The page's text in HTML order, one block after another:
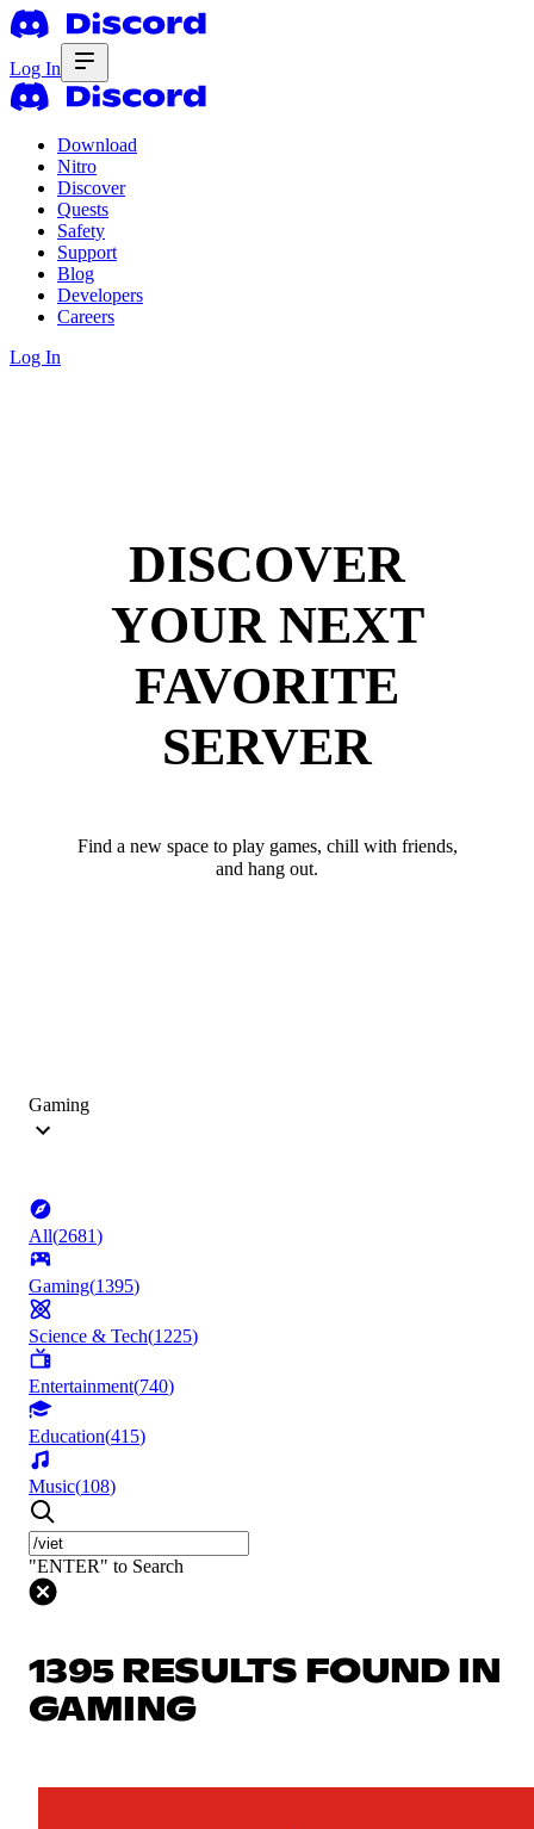
Log In
Download
Nitro
Discover
Quests
Safety
Support
Blog
Developers
Careers
Log In
DISCOVER
YOUR NEXT
FAVORITE
SERVER
Find a new space to play games, chill with friends,
and hang out.
Gaming
All(2681)
Gaming(1395)
Science & Tech(1225)
Entertainment(740)
Education(415)
Music(108)
"ENTER" to Search
1395 RESULTS FOUND IN
GAMING